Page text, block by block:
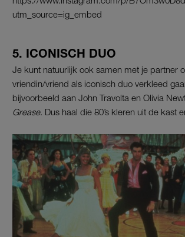
utm_source=ig_embed
5. ICONISCH DUO
Je kunt natuurlijk ook samen met je partner
vriendin/vriend als iconisch duo verkleed
bijvoorbeeld aan John Travolta en Olivia
Grease. Dus haal die 80’s kleren uit de kast